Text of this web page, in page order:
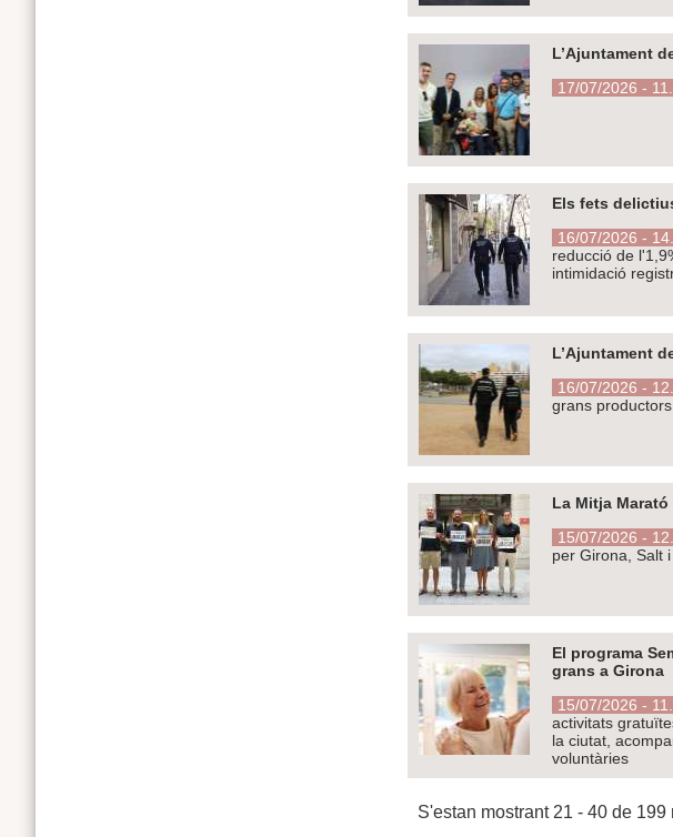
L’Ajuntament
17/07/2026 -
Els fets
16/07/2026 -
reducció de
intimidació
L’Ajuntament
16/07/2026 -
grans productors
La Mitja
15/07/2026 -
per Girona, Salt
El programa
grans a Girona
15/07/2026 -
activitats
la ciutat,
voluntàries
S'estan mostrant 21 - 40 de 199